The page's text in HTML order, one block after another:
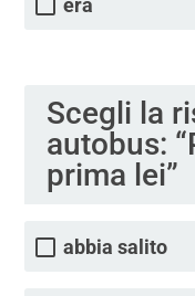
era
Scegli la
autobus:
prima lei”
abbia salito